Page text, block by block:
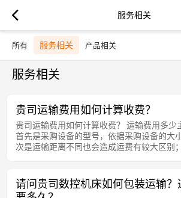
服务相关
所有 服务相关 产品相关
服务相关
贵司运输费用如何计算收费？
贵司运输费用如何计算收费？ 运输费用多少主要来自3个方面：
首先是采购设备的型号，依据采购设备的大
次是运输距离不同也会造成运费有较大区别
请问贵司数控机床如何包装运输